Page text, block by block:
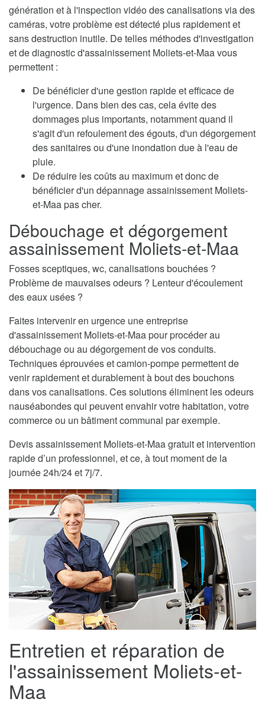
génération et à l'inspection vidéo des canalisations via des
caméras, votre problème est détecté plus rapidement et
sans destruction inutile. De telles méthodes d'investigation
et de diagnostic d'assainissement Moliets-et-Maa vous
permettent :
De bénéficier d'une gestion rapide et efficace de
l'urgence. Dans bien des cas, cela évite des
dommages plus importants, notamment quand il
s'agit d'un refoulement des égouts, d'un dégorgement
des sanitaires ou d'une inondation due à l'eau de
pluie.
De réduire les coûts au maximum et donc de
bénéficier d'un dépannage assainissement Moliets-
et-Maa pas cher.
Débouchage et dégorgement
assainissement Moliets-et-Maa
Fosses sceptiques, wc, canalisations bouchées ?
Problème de mauvaises odeurs ? Lenteur d'écoulement
des eaux usées ?
Faites intervenir en urgence une entreprise
d'assainissement Moliets-et-Maa pour procéder au
débouchage ou au dégorgement de vos conduits.
Techniques éprouvées et camion-pompe permettent de
venir rapidement et durablement à bout des bouchons
dans vos canalisations. Ces solutions éliminent les odeurs
nauséabondes qui peuvent envahir votre habitation, votre
commerce ou un bâtiment communal par exemple.
Devis assainissement Moliets-et-Maa gratuit et intervention
rapide d’un professionnel, et ce, à tout moment de la
journée 24h/24 et 7j/7.
Entretien et réparation de
l'assainissement Moliets-et-
Maa